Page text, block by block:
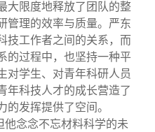
大限度地释放了团队的整
管理的效率与质量。严东
技工作者之间的关系，而
的过程中，也坚持一种平
对学生、对青年科研人员
年科技人才的成长营造了
的发挥提供了空间。
念念不忘材料科学的未